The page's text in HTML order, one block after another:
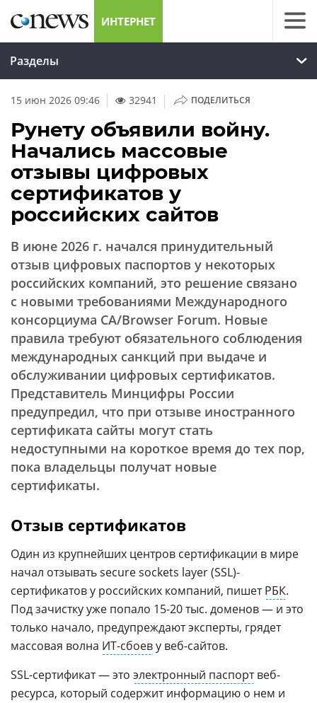
ИНТЕРНЕТ
Разделы
15 июн 2026 09:46 32941 | ПОДЕЛИТЬСЯ
Рунету объявили войну.
Начались массовые
отзывы цифровых
сертификатов у
российских сайтов
В июне 2026 г. начался принудительный
отзыв цифровых паспортов у некоторых
российских компаний, это решение связано
с новыми требованиями Международного
консорциума CA/Browser Forum. Новые
правила требуют обязательного соблюдения
международных санкций при выдаче и
обслуживании цифровых сертификатов.
Представитель Минцифры России
предупредил, что при отзыве иностранного
сертификата сайты могут стать
недоступными на короткое время до тех пор,
пока владельцы получат новые
сертификаты.
Отзыв сертификатов
Один из крупнейших центров сертификации в мире
начал отзывать secure sockets layer (SSL)-
сертификатов у российских компаний, пишетРБК.
Под зачистку уже попало 15-20 тыс. доменов — и это
только начало, предупреждают эксперты, грядет
массовая волна ИТ-сбоеву веб-сайтов.
SSL-сертификат — это электронный паспортвеб-
ресурса, который содержит информацию о нем и